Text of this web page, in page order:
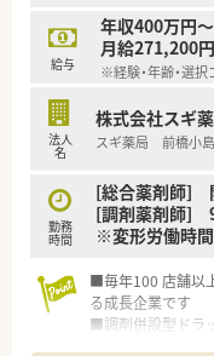
＼店舗の特徴／
内科系クリニック
内科をメインに整
様々な処方箋を応
営されています。
患者様の利便性向
待ち時間0でのお
ています。
ヘルプ対応や異動
在宅医療にも積極
ける環境です。
給与
年収400万円
月給271,200
※経験・年齢・選
法人
名
株式会社スギ
スギ薬局 前橋小
勤務
時間
[総合薬剤師]
[調剤薬剤師]
※変形労働時
■毎年100 店舗以
る成長企業です
■調剤併設型ドラ